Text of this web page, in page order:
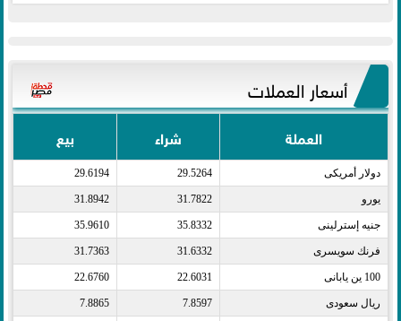
أسعار العملات
العملة شراء بيع
دولار أمريكى​ 29.5264
29.6194
يورو​ 31.7822
31.8942
جنيه إسترلينى​ 35.8332
35.9610
فرنك سويسرى​ 31.6332
31.7363
100 ين يابانى​ 22.6031
22.6760
ريال سعودى​ 7.8597
7.8865